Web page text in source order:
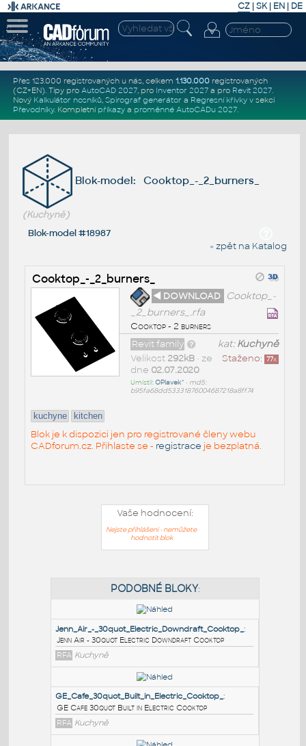
CZ | SK| EN | DE
Přes 123.000 registrovaných u nás, celkem 1.130.000registrovaných
(CZ+EN). Tipy pro AutoCAD 2027, pro Inventor 2027a pro Revit 2027.
Nový Kalkulátor nosníků, Spirograf generátor a Regresní křivkyv sekci
Převodníky. Kompletní příkazya proměnné AutoCADu 2027.
Blok-model: Cooktop_-_2_burners_
(Kuchyně)
Blok-model #18987
« zpět na Katalog
Cooktop_-_2_burners_
◄ DOWNLOAD Cooktop_-
_2_burners_.rfa
Cooktop - 2 burners
kat:Kuchyně
Revit family
Staženo: 77x
Velikost 292kB• ze
dne 02.07.2020
Umístil:OPlavek^ • md5:
b95fa68dd53331876004687218a8ff74
kuchyne kitchen
Blok je k dispozici jen pro registrované členy webu
CADforum.cz. Přihlaste se - registrace je bezplatná.
Vaše hodnocení:
Nejste přihlášeni - nemůžete
hodnotit blok
PODOBNÉ BLOKY
Jenn_Air_-_30quot_Electric_Downdraft_Cooktop_